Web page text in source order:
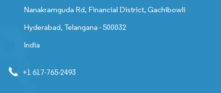
Nanakramguda Rd, Financial District, Gachibowli
Hyderabad, Telangana - 500032
India
+1 617-765-2493